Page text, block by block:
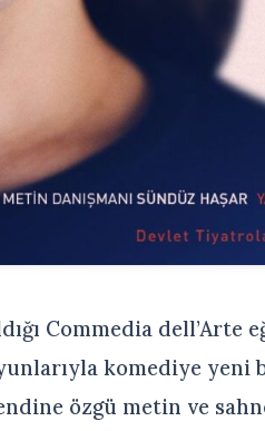
Commedia dell’Arte
komediye yeni
özgü metin ve